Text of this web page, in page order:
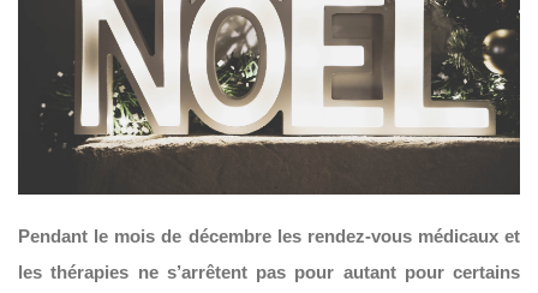
Pendant le mois de décembre les rendez-vous médicaux et
les thérapies ne s’arrêtent pas pour autant pour certains